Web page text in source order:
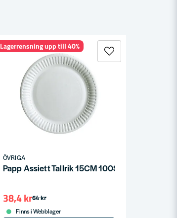
ÖVRIGA
Papp Assiett Tallrik 15CM 100ST/FRP
64 kr
38,4 kr
Finns i Webblager
Lagerrensning upp till 40%